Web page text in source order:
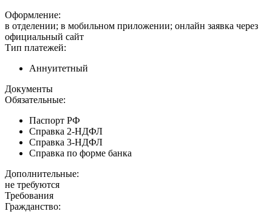
Оформление:
в отделении; в мобильном приложении; онлайн заявка через
официальный сайт
Тип платежей:
Аннуитетный
Документы
Обязательные:
Паспорт РФ
Справка 2-НДФЛ
Справка 3-НДФЛ
Справка по форме банка
Дополнительные:
не требуются
Требования
Гражданство: